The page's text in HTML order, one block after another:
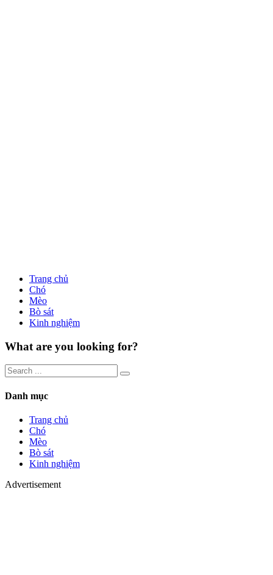
Trang chủ
Chó
Mèo
Bò sát
Kinh nghiệm
What are you looking for?
Danh mục
Trang chủ
Chó
Mèo
Bò sát
Kinh nghiệm
Advertisement